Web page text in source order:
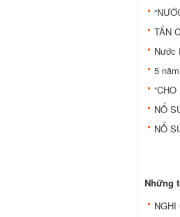
TẤN
Nước
5
NỔ
NỔ
Những
NGHI